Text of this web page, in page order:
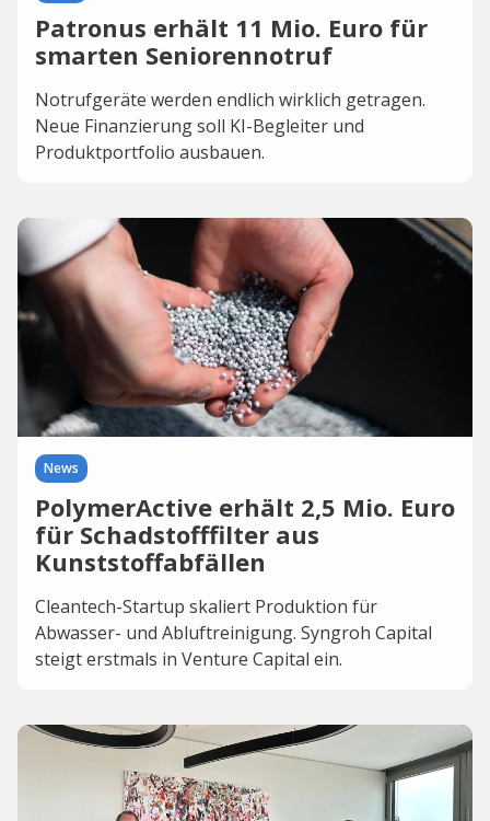
Patronus erhält 11 Mio. Euro für
smarten Seniorennotruf
Notrufgeräte werden endlich wirklich getragen.
Neue Finanzierung soll KI-Begleiter und
Produktportfolio ausbauen.
News
PolymerActive erhält 2,5 Mio. Euro
für Schadstofffilter aus
Kunststoffabfällen
Cleantech-Startup skaliert Produktion für
Abwasser- und Abluftreinigung. Syngroh Capital
steigt erstmals in Venture Capital ein.